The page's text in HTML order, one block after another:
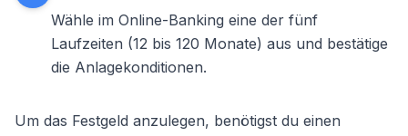
Wähle im Online-Banking eine der fünf
Laufzeiten (12 bis 120 Monate) aus und bestätige
die Anlagekonditionen.
Um das Festgeld anzulegen, benötigst du einen